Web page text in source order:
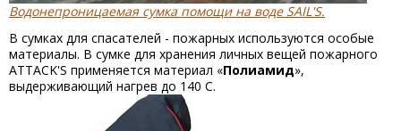
Водонепроницаемая сумка помощи на воде SAIL'S.
В сумках для спасателей - пожарных используются особые
материалы. В сумке для хранения личных вещей пожарного
ATTACK'S применяется материал «Полиамид»,
выдерживающий нагрев до 140 С.